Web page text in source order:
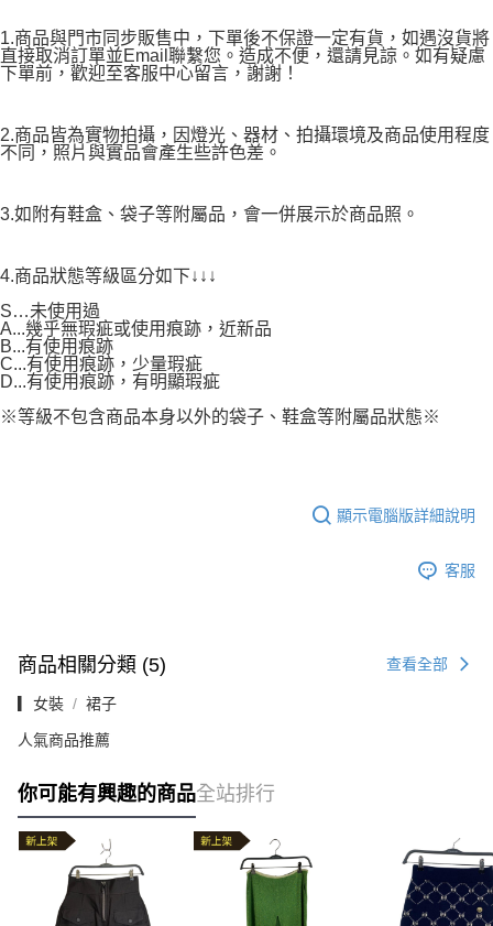
1.商品與門市同步販售中，下單後不保證一定有貨，如遇沒貨將
直接取消訂單並Email聯繫您。造成不便，還請見諒。如有疑慮
下單前，歡迎至客服中心留言，謝謝！
2.商品皆為實物拍攝，因燈光、器材、拍攝環境及商品使用程度
不同，照片與實品會產生些許色差。
3.如附有鞋盒、袋子等附屬品，會一併展示於商品照。
4.商品狀態等級區分如下↓↓↓
S…未使用過
A...幾乎無瑕疵或使用痕跡，近新品
B...有使用痕跡
C...有使用痕跡，少量瑕疵
D...有使用痕跡，有明顯瑕疵
※等級不包含商品本身以外的袋子、鞋盒等附屬品狀態※
顯示電腦版詳細說明
客服
商品相關分類 (5) 查看全部
▎女裝 裙子
人氣商品推薦
你可能有興趣的商品全站排行